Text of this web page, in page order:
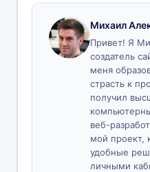
Михаил
Привет! Я
создатель
меня
страсть к
получил
веб-
мой проект,
удобные
личными